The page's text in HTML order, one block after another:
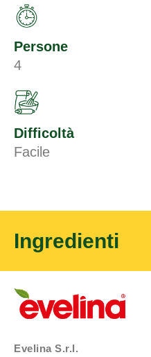
Persone
4
Difficoltà
Facile
Ingredienti
Evelina S.r.l.